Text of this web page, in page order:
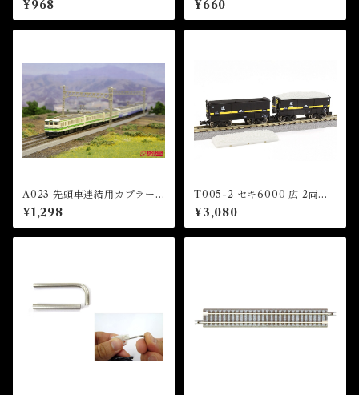
LASSIC TRACK Curved Tr
ack R127mm 26 ° x 2 pcs)
¥968
x 4 pcs)
¥660
A023 先頭車連結用カプラー
セット(113系/115系/415系用)
（Coupler Set）
¥1,298
T005-2 セキ6000 広 2両セ
ット (SEKI 6000 Hiro Set)
¥3,080